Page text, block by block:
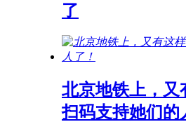
了
北京地铁上，又
扫码支持她们的